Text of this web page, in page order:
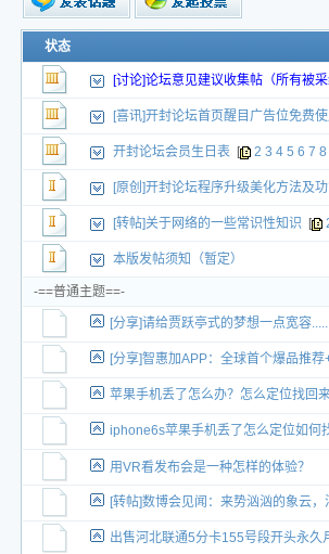
新的主题
投票帖
交易帖
新小字报
状态
[讨论]论坛意见建议收集帖（所有被
[喜讯]开封论坛首页醒目广告位免费使
开封论坛会员生日表 [ 2 3 4 5 6 7 8
[原创]开封论坛程序升级美化方法及
[转帖]关于网络的一些常识性知识
[
本版发帖须知（暂定）
-==普通主题==-
[分享]请给贾跃亭式的梦想一点宽容.....
[分享]智惠加APP：全球首个爆品推
苹果手机丢了怎么办？怎么定位找回
iphone6s苹果手机丢了怎么定位如何
用VR看发布会是一种怎样的体验？
[转帖]数博会见闻：来势汹汹的象云，
出售河北联通5分卡155号段开头永久